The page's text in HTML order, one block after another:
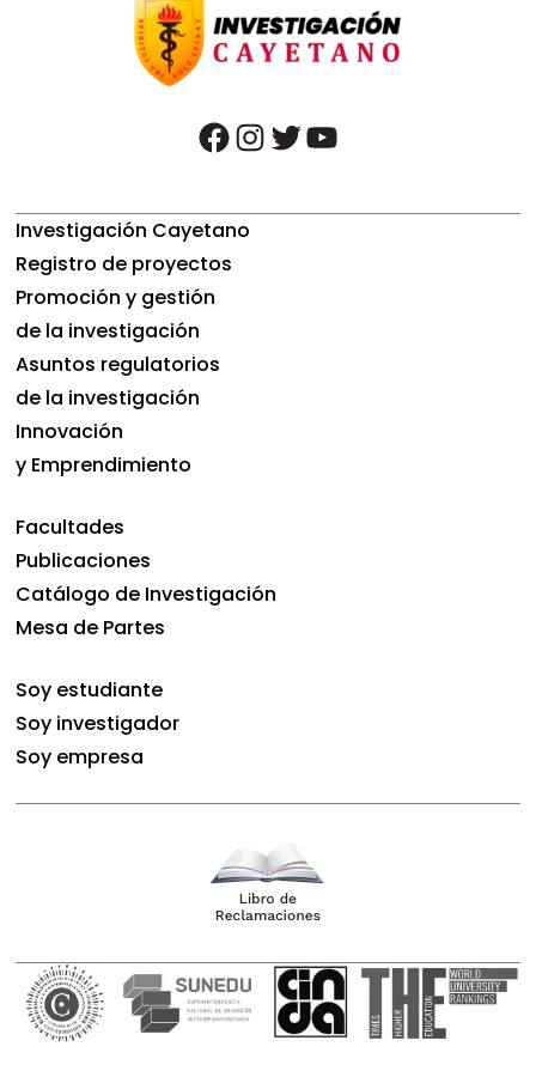
facebook instagram twitter youtube
Investigación Cayetano
Registro de proyectos
Promoción y gestión
de la investigación
Asuntos regulatorios
de la investigación
Innovación
y Emprendimiento
Facultades
Publicaciones
Catálogo de Investigación
Mesa de Partes
Soy estudiante
Soy investigador
Soy empresa